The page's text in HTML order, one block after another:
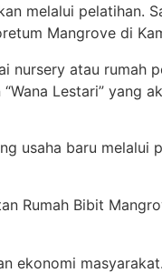
melalui pelatihan.
Mangrove di
nursery atau rumah
Lestari” yang
usaha baru
Rumah Bibit
ekonomi